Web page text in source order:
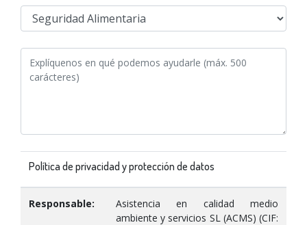
Política de privacidad y protección de datos
Responsable:
Asistencia en calidad medio
ambiente y servicios SL (ACMS) (CIF: